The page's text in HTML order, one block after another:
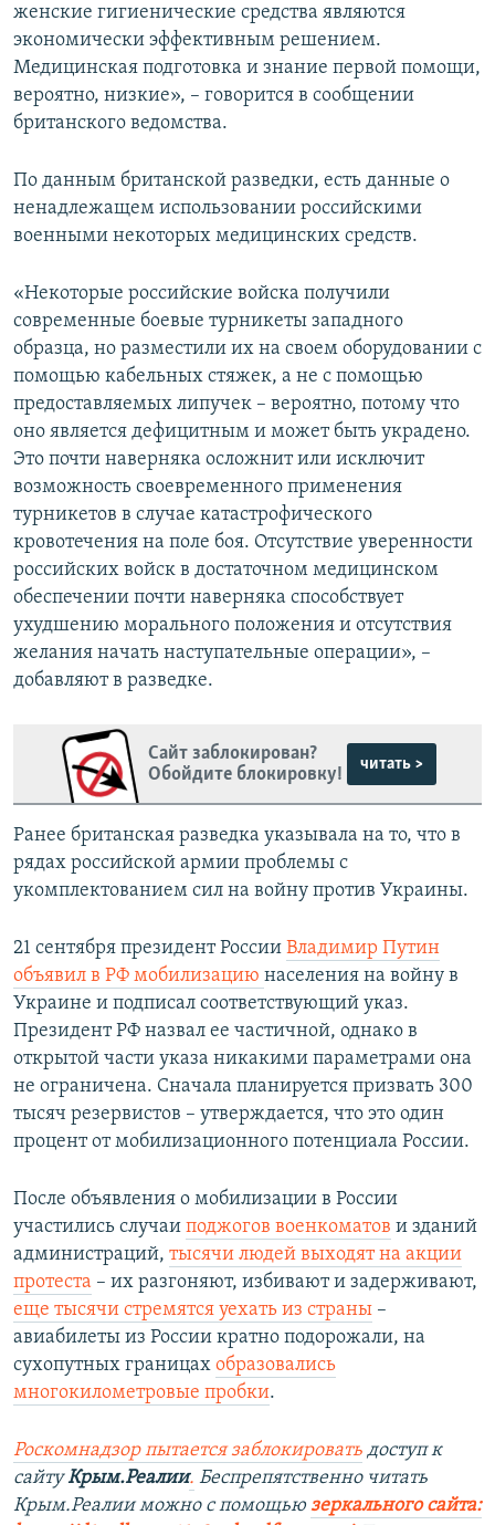
женские гигиенические средства являются
экономически эффективным решением.
Медицинская подготовка и знание первой помощи,
вероятно, низкие», – говорится в сообщении
британского ведомства.
По данным британской разведки, есть данные о
ненадлежащем использовании российскими
военными некоторых медицинских средств.
«Некоторые российские войска получили
современные боевые турникеты западного
образца, но разместили их на своем оборудовании с
помощью кабельных стяжек, а не с помощью
предоставляемых липучек – вероятно, потому что
оно является дефицитным и может быть украдено.
Это почти наверняка осложнит или исключит
возможность своевременного применения
турникетов в случае катастрофического
кровотечения на поле боя. Отсутствие уверенности
российских войск в достаточном медицинском
обеспечении почти наверняка способствует
ухудшению морального положения и отсутствия
желания начать наступательные операции», –
добавляют в разведке.
Сайт заблокирован?
Обойдите блокировку!
читать >
Ранее британская разведка указывала на то, что в
рядах российской армии проблемы с
укомплектованием сил на войну против Украины.
21 сентября президент России Владимир Путин
объявил в РФ мобилизацию населения на войну в
Украине и подписал соответствующий указ.
Президент РФ назвал ее частичной, однако в
открытой части указа никакими параметрами она
не ограничена. Сначала планируется призвать 300
тысяч резервистов – утверждается, что это один
процент от мобилизационного потенциала России.
После объявления о мобилизации в России
участились случаи поджогов военкоматов и зданий
администраций, тысячи людей выходят на акции
протеста – их разгоняют, избивают и задерживают,
еще тысячи стремятся уехать из страны –
авиабилеты из России кратно подорожали, на
сухопутных границах образовались
многокилометровые пробки.
Роскомнадзор пытается заблокировать доступ к
сайтуКрым.Реалии. Беспрепятственно читать
Крым.Реалии можно с помощью зеркального сайта: